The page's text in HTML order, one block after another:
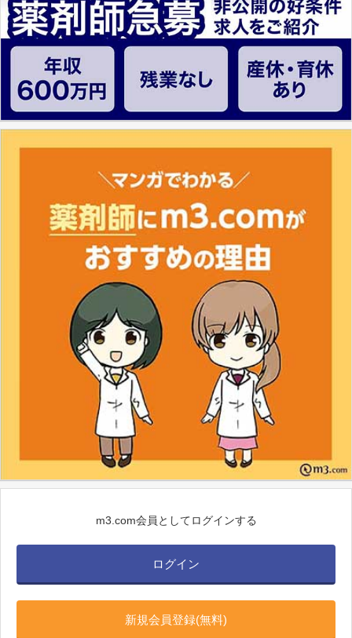
m3.com会員としてログインする
ログイン
新規会員登録(無料)